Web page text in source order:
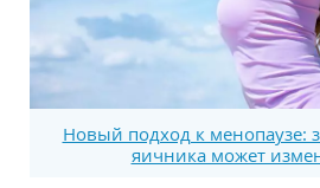
Новый подход к менопаузе:
яичника может